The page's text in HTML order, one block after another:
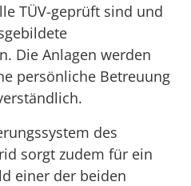
TÜV-geprüft sind und
Die Anlagen werden
persönliche Betreuung
des
sorgt zudem für ein
einer der beiden